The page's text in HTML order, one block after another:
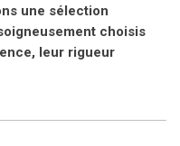
une sélection
choisis
leur rigueur